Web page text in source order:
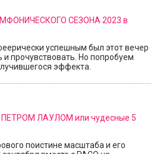
СЕЗОНА 2023 в
успешным был этот вечер
прочувствовать. Но попробуем
эффекта.
ЛАУЛОМ или чудесные 5
поистине масштаба и его